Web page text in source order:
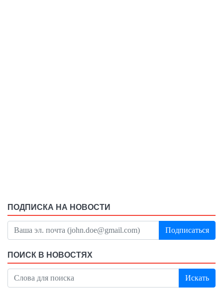
ПОДПИСКА НА НОВОСТИ
Подписаться
ПОИСК В НОВОСТЯХ
Искать